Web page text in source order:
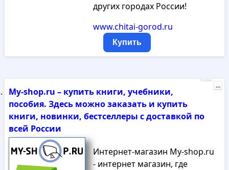
других городах России!
www.chitai-gorod.ru
Купить
My-shop.ru – купить книги, учебники,
пособия. Здесь можно заказать и купить
книги, новинки, бестселлеры с доставкой по
всей России
Интернет-магазин My-shop.ru
- интернет магазин, где
Реклама
...